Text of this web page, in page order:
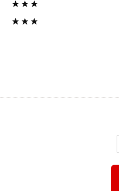
★★★
★★★